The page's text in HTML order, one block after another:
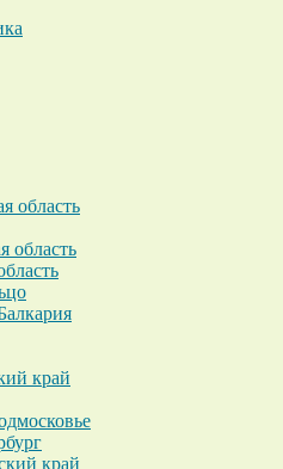
область
область
край
край